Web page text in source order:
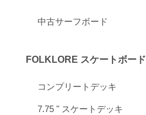
中古サーフボード
FOLKLORE スケートボード
コンプリートデッキ
7.75 " スケートデッキ